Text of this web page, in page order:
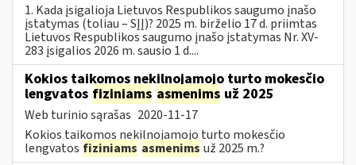
1. Kada įsigalioja Lietuvos Respublikos saugumo įnašo
įstatymas (toliau – SĮĮ)? 2025 m. birželio 17 d. priimtas
Lietuvos Respublikos saugumo įnašo įstatymas Nr. XV-
283 įsigalios 2026 m. sausio 1 d....
Kokios taikomos nekilnojamojo turto mokesčio
lengvatos fiziniams asmenims už 2025
Web turinio sąrašas 2020-11-17
Kokios taikomos nekilnojamojo turto mokesčio
lengvatos fiziniams asmenims už 2025 m.?